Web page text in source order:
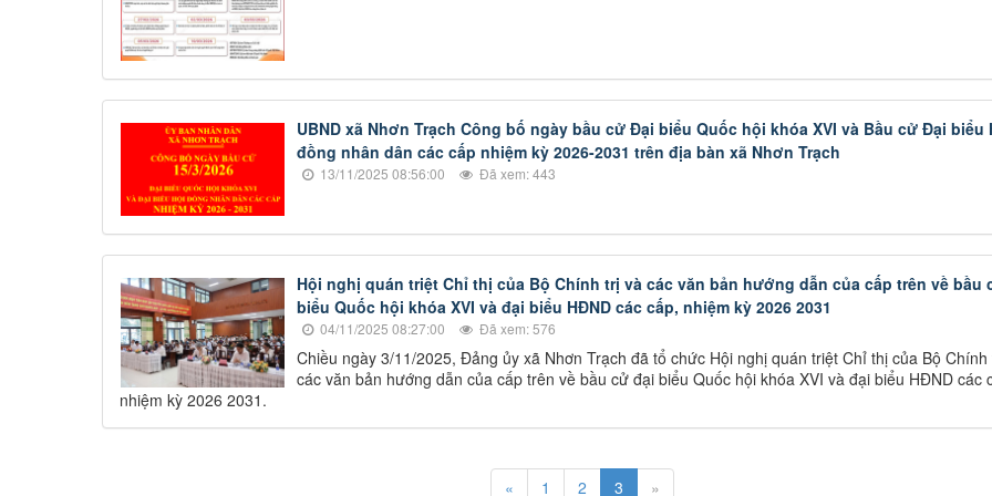
UBND xã Nhơn Trạch Công bố ngày bầu cử Đại biểu Quốc hội khóa XVI và Bầu cử Đại biểu
đồng nhân dân các cấp nhiệm kỳ 2026-2031 trên địa bàn xã Nhơn Trạch
13/11/2025 08:56:00 Đã xem: 443
Hội nghị quán triệt Chỉ thị của Bộ Chính trị và các văn bản hướng dẫn của cấp trên về bầu
biểu Quốc hội khóa XVI và đại biểu HĐND các cấp, nhiệm kỳ 2026 2031
04/11/2025 08:27:00 Đã xem: 576
Chiều ngày 3/11/2025, Đảng ủy xã Nhơn Trạch đã tổ chức Hội nghị quán triệt Chỉ thị của Bộ Chính
các văn bản hướng dẫn của cấp trên về bầu cử đại biểu Quốc hội khóa XVI và đại biểu HĐND các
nhiệm kỳ 2026 2031.
« 1 2 3 »